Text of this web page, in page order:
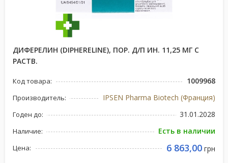
ДИФЕРЕЛИН (DIPHERELINE), ПОР. Д/П ИН. 11,25 МГ С
РАСТВ.
Код товара: 1009968
Производитель: IPSEN Pharma Biotech (Франция)
Годен до: 31.01.2028
Наличие: Есть в наличии
Цена: 6 863,00 грн